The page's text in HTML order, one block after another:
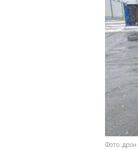
Фото: